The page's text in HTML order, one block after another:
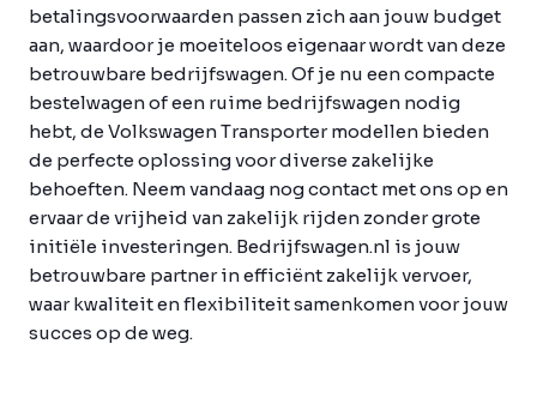
betalingsvoorwaarden passen zich aan jouw budget
aan, waardoor je moeiteloos eigenaar wordt van deze
betrouwbare bedrijfswagen. Of je nu een compacte
bestelwagen of een ruime bedrijfswagen nodig
hebt, de Volkswagen Transporter modellen bieden
de perfecte oplossing voor diverse zakelijke
behoeften. Neem vandaag nog contact met ons op en
ervaar de vrijheid van zakelijk rijden zonder grote
initiële investeringen. Bedrijfswagen.nl is jouw
betrouwbare partner in efficiënt zakelijk vervoer,
waar kwaliteit en flexibiliteit samenkomen voor jouw
succes op de weg.